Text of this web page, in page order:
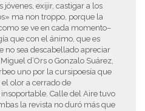
exijir, castigar a los
ma non troppo, porque la
se ve en cada momento–
que con el ánimo, que es
no sea descabellado apreciar
d’Ors o Gonzalo Suárez,
uno por la cursipoesía que
olor a cerrado de
Calle del Aire tuvo
la revista no duró más que